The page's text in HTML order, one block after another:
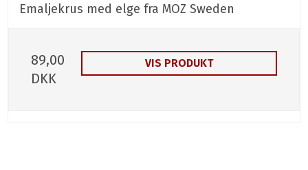
Emaljekrus med elge fra MOZ Sweden
89,00
DKK
VIS PRODUKT